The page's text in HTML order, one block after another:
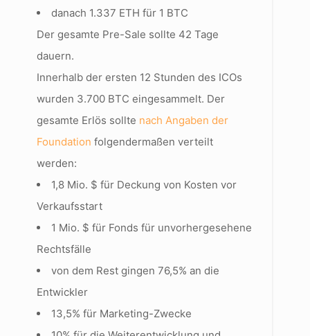
danach 1.337 ETH für 1 BTC
Der gesamte Pre-Sale sollte 42 Tage
dauern.
Innerhalb der ersten 12 Stunden des ICOs
wurden 3.700 BTC eingesammelt. Der
gesamte Erlös sollte nach Angaben der
Foundation folgendermaßen verteilt
werden:
1,8 Mio. $ für Deckung von Kosten vor
Verkaufsstart
1 Mio. $ für Fonds für unvorhergesehene
Rechtsfälle
von dem Rest gingen 76,5% an die
Entwickler
13,5% für Marketing-Zwecke